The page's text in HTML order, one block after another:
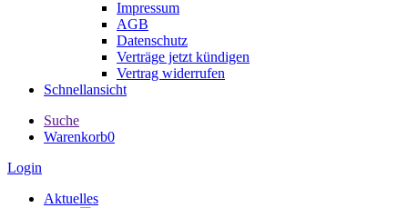
Impressum
AGB
Datenschutz
Verträge jetzt kündigen
Vertrag widerrufen
Schnellansicht
Suche
Warenkorb0
Login
Aktuelles